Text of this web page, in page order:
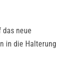
das neue
in die Halterung